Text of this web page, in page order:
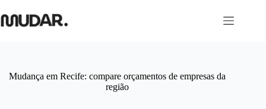
para
o
Mudança em Recife: compare orçamentos de empresas da
região